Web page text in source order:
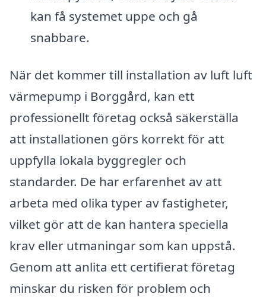
kan få systemet uppe och gå
snabbare.
När det kommer till installation av luft luft
värmepump i Borggård, kan ett
professionellt företag också säkerställa
att installationen görs korrekt för att
uppfylla lokala byggregler och
standarder. De har erfarenhet av att
arbeta med olika typer av fastigheter,
vilket gör att de kan hantera speciella
krav eller utmaningar som kan uppstå.
Genom att anlita ett certifierat företag
minskar du risken för problem och